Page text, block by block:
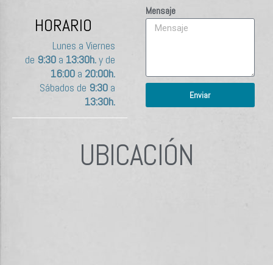
HORARIO
Lunes a Viernes
de 9:30a 13:30h.y de
16:00a 20:00h.
Sábados de 9:30a
13:30h.
Mensaje
Enviar
UBICACIÓN